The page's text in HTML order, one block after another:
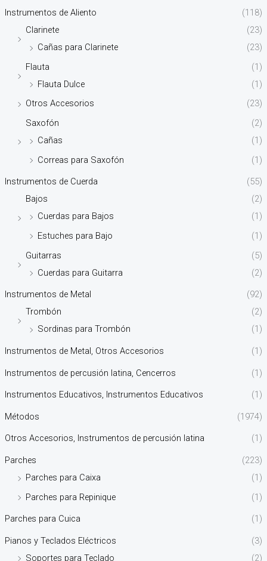
Instrumentos de Aliento
(118)
Clarinete
(23)
Cañas para Clarinete
(23)
Flauta
(1)
Flauta Dulce
(1)
Otros Accesorios
(23)
Saxofón
(2)
Cañas
(1)
Correas para Saxofón
(1)
Instrumentos de Cuerda
(55)
Bajos
(2)
Cuerdas para Bajos
(1)
Estuches para Bajo
(1)
Guitarras
(5)
Cuerdas para Guitarra
(2)
Instrumentos de Metal
(92)
Trombón
(2)
Sordinas para Trombón
(1)
Instrumentos de Metal, Otros Accesorios (1)
Instrumentos de percusión latina, Cencerros (1)
Instrumentos Educativos, Instrumentos Educativos (1)
Métodos (1974)
Otros Accesorios, Instrumentos de percusión latina (1)
Parches
(223)
Parches para Caixa
(1)
Parches para Repinique
(1)
Parches para Cuica (1)
Pianos y Teclados Eléctricos
(3)
Soportes para Teclado
(2)